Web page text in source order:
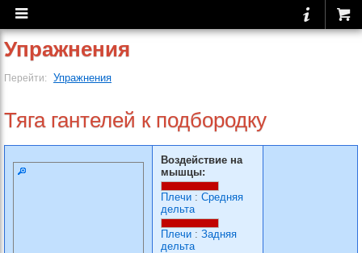
Упражнения
Перейти: Упражнения
Тяга гантелей к подбородку
Воздействие на
мышцы:
Плечи : Средняя
дельта
Плечи : Задняя
дельта